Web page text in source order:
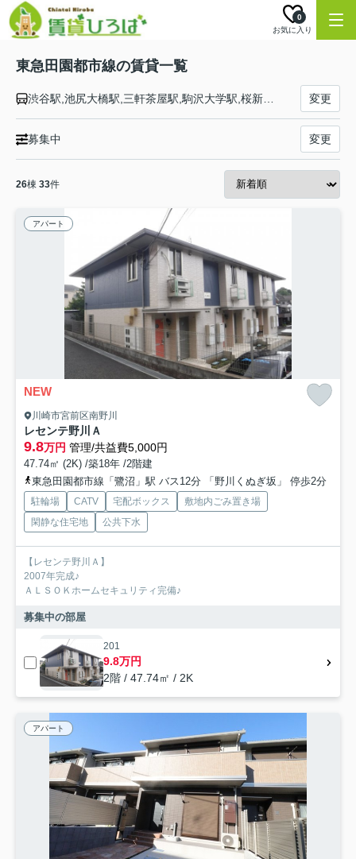
お気に入り
0
東急田園都市線の賃貸一覧
変更
募集中 変更
26棟 33件
アパート
NEW
川崎市宮前区南野川
レセンテ野川Ａ
9.8万円 管理/共益費5,000円
47.74㎡ (2K) /築18年 /2階建
東急田園都市線「鷺沼」駅 バス12分 「野川くぬぎ坂」 停歩2分
駐輪場 CATV 宅配ボックス
敷地内ごみ置き場
閑静な住宅地
公共下水
【レセンテ野川Ａ】
2007年完成♪
ＡＬＳＯＫホームセキュリティ完備♪
募集中の部屋
201
9.8万円
2階 / 47.74㎡ / 2K
アパート